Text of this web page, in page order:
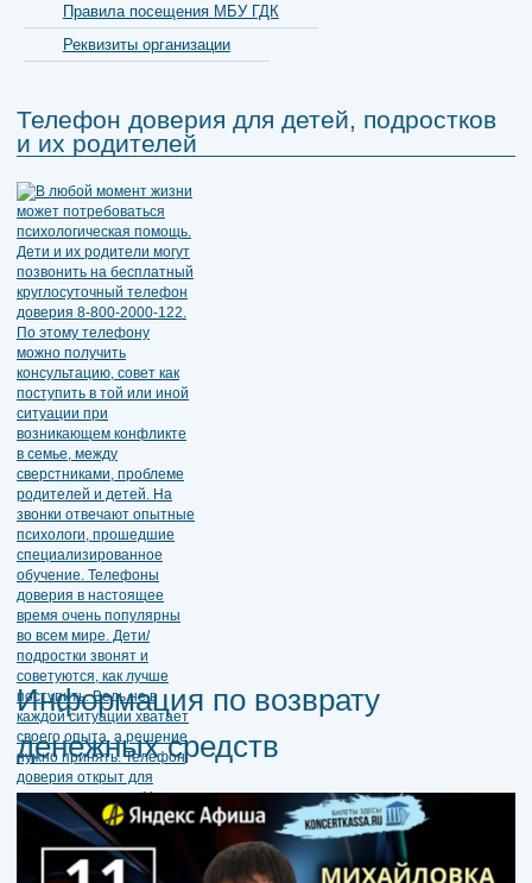
Правила посещения МБУ ГДК
Реквизиты организации
Телефон доверия для детей, подростков
и их родителей
Информация по возврату
денежных средств